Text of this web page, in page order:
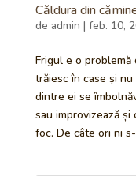
Căldura din
de admin | feb. 10,
Frigul e o
trăiesc în case și
dintre ei se
sau improvizează
foc. De câte ori ni